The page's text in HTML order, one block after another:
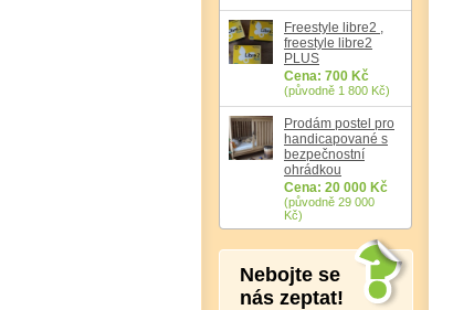
Freestyle libre2 ,
freestyle libre2
PLUS
Cena: 700 Kč
(původně 1 800 Kč)
Prodám postel pro
handicapované s
bezpečnostní
ohrádkou
Cena: 20 000 Kč
(původně 29 000
Kč)
Nebojte se
nás zeptat!